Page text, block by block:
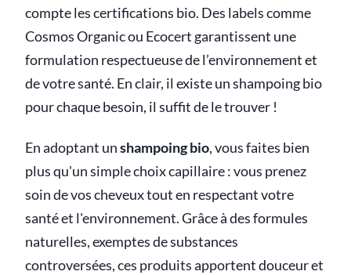
compte les certifications bio. Des labels comme
Cosmos Organic ou Ecocert garantissent une
formulation respectueuse de l’environnement et
de votre santé. En clair, il existe un shampoing bio
pour chaque besoin, il suffit de le trouver !
En adoptant unshampoing bio, vous faites bien
plus qu'un simple choix capillaire : vous prenez
soin de vos cheveux tout en respectant votre
santé et l'environnement. Grâce à des formules
naturelles, exemptes de substances
controversées, ces produits apportent douceur et